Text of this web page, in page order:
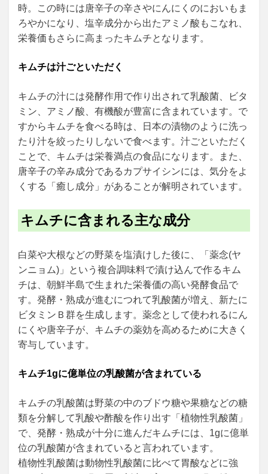
時。この時には唐辛子の辛さやにんにくのにおいもま
ろやかになり、塩辛成分から出たアミノ酸もこなれ、
栄養価もさらに高まったキムチとなります。
キムチは汁ごといただく
キムチの汁には発酵作用で作り出されて乳酸菌、ビタ
ミン、アミノ酸、有機酸が豊富に含まれています。で
すからキムチを食べる時は、日本の漬物のように洗っ
たり汁を絞ったりしないで食べます。汁ごといただく
ことで、キムチは栄養満点の食品になります。また、
唐辛子の辛み成分であるカプサイシンには、気分をよ
くする「癒し成分」があることが解明されています。
キムチに含まれる主な成分
白菜や大根などの野菜を塩漬けした後に、「薬念(ヤ
ンニョム)」という複合調味料で漬け込んで作るキム
チは、朝鮮半島で生まれた栄養価の高い発酵食品で
す。発酵・熟成が進むにつれて乳酸菌が増え、新たに
ビタミンＢ群を生成します。薬念として使われるにん
にくや唐辛子が、キムチの薬効を高めるために大きく
寄与しています。
キムチ1gに億単位の乳酸菌が含まれている
キムチの乳酸菌は野菜の中のブドウ糖や果糖などの糖
類を分解して乳酸や酢酸を作り出す「植物性乳酸菌」
で、発酵・熟成が十分に進んだキムチには、1gに億単
位の乳酸菌が含まれていると言われています。
植物性乳酸菌は動物性乳酸菌に比べて胃酸などに強